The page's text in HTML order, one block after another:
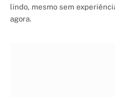
lindo, mesmo sem
agora.